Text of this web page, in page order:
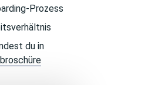
Prozess
du in